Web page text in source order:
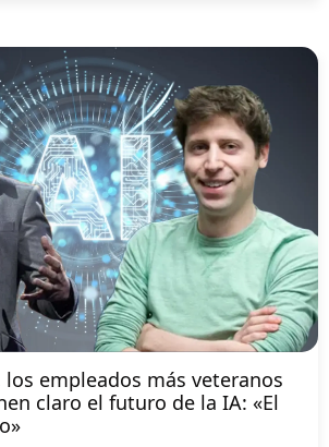
empleados más veteranos
claro el futuro de la IA: «El